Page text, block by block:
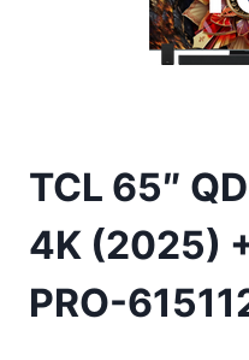
TCL 65″
4K (2025)
PRO-